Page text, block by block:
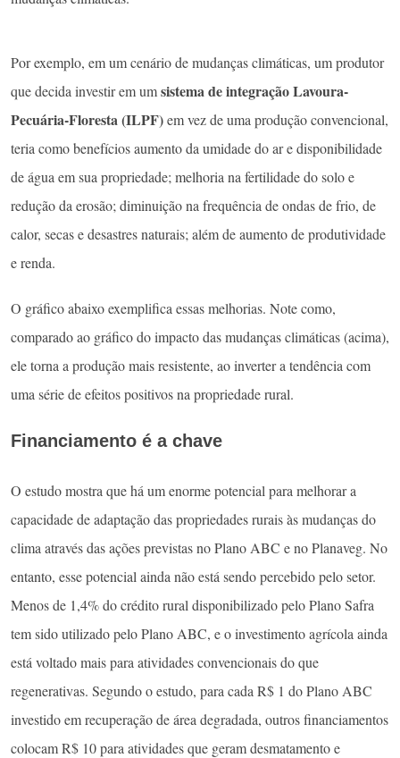
Por exemplo, em um cenário de mudanças climáticas, um produtor
que decida investir em umsistema de integração Lavoura-
Pecuária-Floresta (ILPF)em vez de uma produção convencional,
teria como benefícios aumento da umidade do ar e disponibilidade
de água em sua propriedade; melhoria na fertilidade do solo e
redução da erosão; diminuição na frequência de ondas de frio, de
calor, secas e desastres naturais; além de aumento de produtividade
e renda.
O gráfico abaixo exemplifica essas melhorias. Note como,
comparado ao gráfico do impacto das mudanças climáticas (acima),
ele torna a produção mais resistente, ao inverter a tendência com
uma série de efeitos positivos na propriedade rural.
Financiamento é a chave
O estudo mostra que há um enorme potencial para melhorar a
capacidade de adaptação das propriedades rurais às mudanças do
clima através das ações previstas no Plano ABC e no Planaveg. No
entanto, esse potencial ainda não está sendo percebido pelo setor.
Menos de 1,4% do crédito rural disponibilizado pelo Plano Safra
tem sido utilizado pelo Plano ABC, e o investimento agrícola ainda
está voltado mais para atividades convencionais do que
regenerativas. Segundo o estudo, para cada R$ 1 do Plano ABC
investido em recuperação de área degradada, outros financiamentos
colocam R$ 10 para atividades que geram desmatamento e